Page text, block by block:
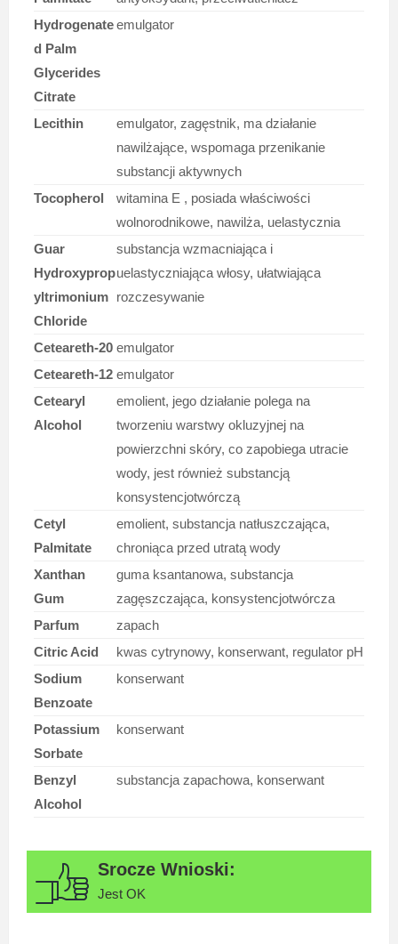
Hydrogenate
d Palm
Glycerides
Citrate
emulgator
Lecithin
emulgator, zagęstnik, ma działanie
nawilżające, wspomaga przenikanie
substancji aktywnych
Tocopherol
witamina E , posiada właściwości
wolnorodnikowe, nawilża, uelastycznia
Guar
Hydroxyprop
yltrimonium
Chloride
substancja wzmacniająca i
uelastyczniająca włosy, ułatwiająca
rozczesywanie
Ceteareth-20 emulgator
Ceteareth-12 emulgator
Cetearyl
Alcohol
emolient, jego działanie polega na
tworzeniu warstwy okluzyjnej na
powierzchni skóry, co zapobiega utracie
wody, jest również substancją
konsystencjotwórczą
Cetyl
Palmitate
emolient, substancja natłuszczająca,
chroniąca przed utratą wody
Xanthan
Gum
guma ksantanowa, substancja
zagęszczająca, konsystencjotwórcza
Parfum
zapach
Citric Acid
kwas cytrynowy, konserwant, regulator pH
Sodium
Benzoate
konserwant
Potassium
Sorbate
konserwant
Benzyl
Alcohol
substancja zapachowa, konserwant
Jest OK